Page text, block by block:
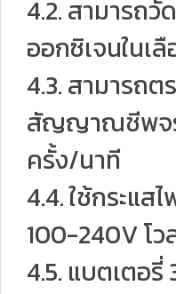
4.2. สามารถ
ออกซิเจนในเ
4.3. สามารถ
สัญญาณชีพจ
ครั้ง/นาที
4.4. ใช้กระแ
100-240V โ
4.5. แบตเตอรี่